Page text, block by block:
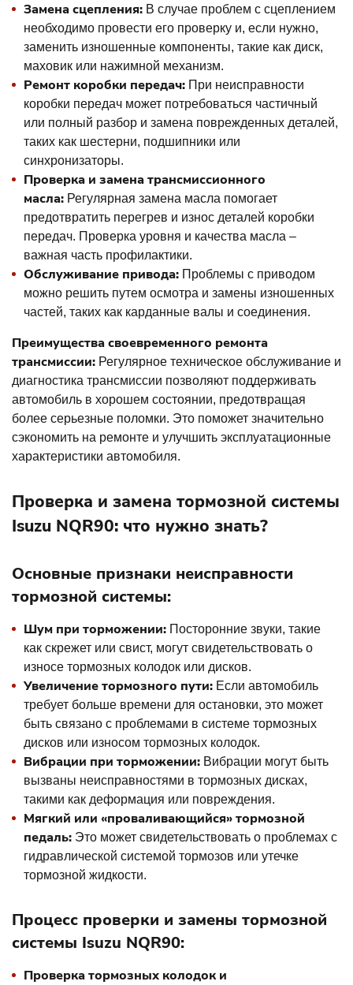
Замена сцепления: В случае проблем с сцеплением
необходимо провести его проверку и, если нужно,
заменить изношенные компоненты, такие как диск,
маховик или нажимной механизм.
Ремонт коробки передач: При неисправности
коробки передач может потребоваться частичный
или полный разбор и замена поврежденных деталей,
таких как шестерни, подшипники или
синхронизаторы.
Проверка и замена трансмиссионного
масла: Регулярная замена масла помогает
предотвратить перегрев и износ деталей коробки
передач. Проверка уровня и качества масла –
важная часть профилактики.
Обслуживание привода: Проблемы с приводом
можно решить путем осмотра и замены изношенных
частей, таких как карданные валы и соединения.
Преимущества своевременного ремонта
трансмиссии: Регулярное техническое обслуживание и
диагностика трансмиссии позволяют поддерживать
автомобиль в хорошем состоянии, предотвращая
более серьезные поломки. Это поможет значительно
сэкономить на ремонте и улучшить эксплуатационные
характеристики автомобиля.
Проверка и замена тормозной системы
Isuzu NQR90: что нужно знать?
Основные признаки неисправности
тормозной системы:
Шум при торможении: Посторонние звуки, такие
как скрежет или свист, могут свидетельствовать о
износе тормозных колодок или дисков.
Увеличение тормозного пути: Если автомобиль
требует больше времени для остановки, это может
быть связано с проблемами в системе тормозных
дисков или износом тормозных колодок.
Вибрации при торможении: Вибрации могут быть
вызваны неисправностями в тормозных дисках,
такими как деформация или повреждения.
Мягкий или «проваливающийся» тормозной
педаль: Это может свидетельствовать о проблемах с
гидравлической системой тормозов или утечке
тормозной жидкости.
Процесс проверки и замены тормозной
системы Isuzu NQR90:
Проверка тормозных колодок и